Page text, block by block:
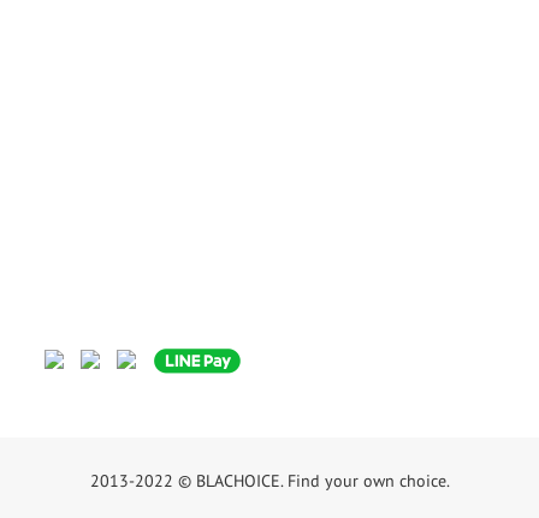
2013-2022 © BLACHOICE. Find your own choice.